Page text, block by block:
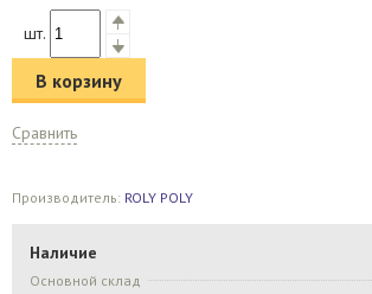
шт.
В корзину
Сравнить
Производитель: ROLY POLY
Наличие
Основной склад